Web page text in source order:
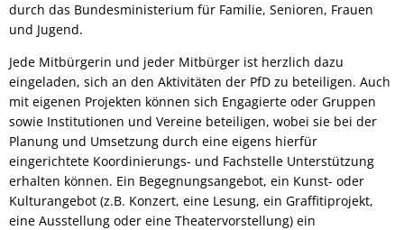
durch das Bundesministerium für Familie, Senioren, Frauen
und Jugend.
Jede Mitbürgerin und jeder Mitbürger ist herzlich dazu
eingeladen, sich an den Aktivitäten der PfD zu beteiligen. Auch
mit eigenen Projekten können sich Engagierte oder Gruppen
sowie Institutionen und Vereine beteiligen, wobei sie bei der
Planung und Umsetzung durch eine eigens hierfür
eingerichtete Koordinierungs- und Fachstelle Unterstützung
erhalten können. Ein Begegnungsangebot, ein Kunst- oder
Kulturangebot (z.B. Konzert, eine Lesung, ein Graffitiprojekt,
eine Ausstellung oder eine Theatervorstellung) ein